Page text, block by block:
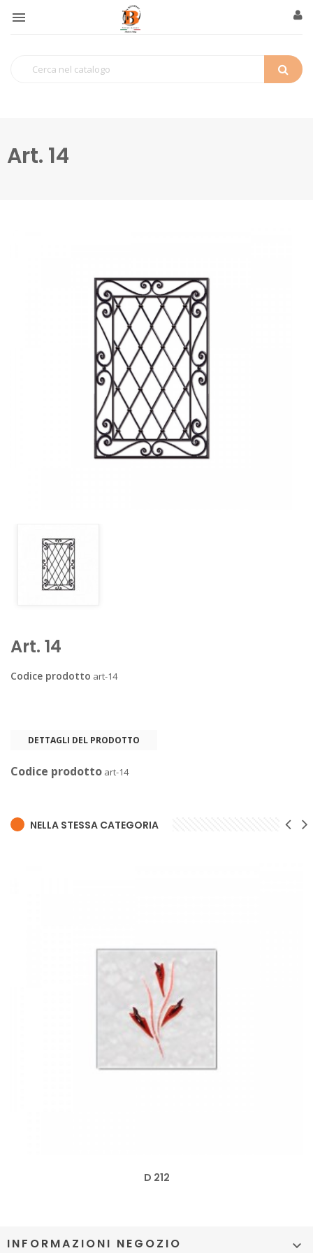

Art. 14
Art. 14
Codice prodotto art-14
DETTAGLI DEL PRODOTTO
Codice prodotto art-14
NELLA STESSA CATEGORIA
D 212
INFORMAZIONI NEGOZIO 